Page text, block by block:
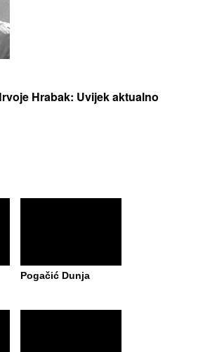
Hrabak: Uvijek aktualno
Pogačić Dunja